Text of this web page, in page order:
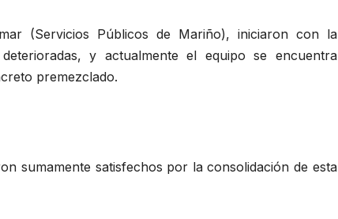
(Servicios Públicos de Mariño), iniciaron con la
y actualmente el equipo se encuentra
premezclado.
sumamente satisfechos por la consolidación de esta